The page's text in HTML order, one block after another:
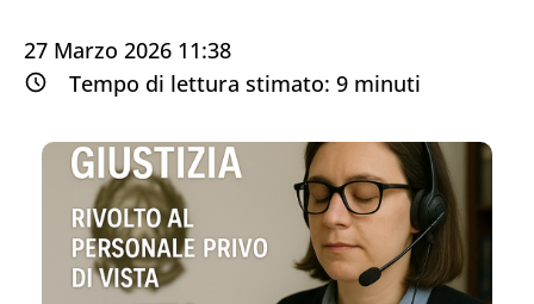
27 Marzo 2026 11:38
Tempo di lettura stimato: 9 minuti